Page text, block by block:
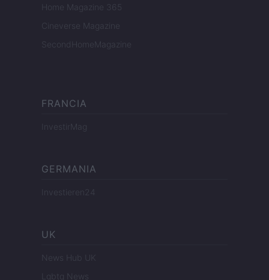
Home Magazine 365
Cineverse Magazine
SecondHomeMagazine
FRANCIA
InvestirMag
GERMANIA
Investieren24
UK
News Hub UK
Lgbtq News